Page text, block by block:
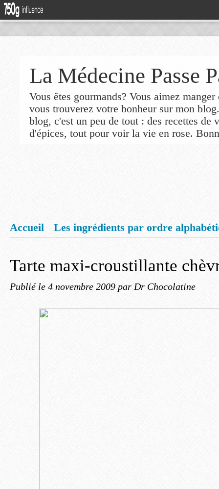
La Médecine Passe
Vous êtes gourmands? Vous aimez
vous trouverez votre bonheur sur mon
blog, c'est un peu de tout : des recettes de
d'épices, tout pour voir la vie en rose.
Accueil
Les ingrédients par ordre
Tarte maxi-croustillante
Publié le 4 novembre 2009 par Dr Chocolatine